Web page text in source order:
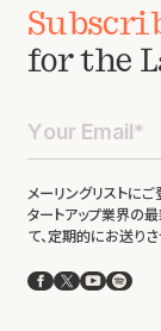
for the
メーリングリストに
タートアップ業界の
て、定期的にお送りさ
Facebook
X YouTube
Spotify